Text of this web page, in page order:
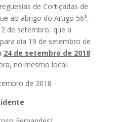
de Cortiçadas de
ao abrigo do Artigo 56°,
de setembro, que a
dia 19 de setembro de
24 de setembro de 2018
no mesmo local.
de 2018